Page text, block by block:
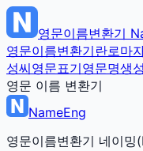
영문이름변환기
영문이름변환기란로마
성씨영문표기영문명생
영문 이름 변환기
NameEng
영문이름변환기 네이밍